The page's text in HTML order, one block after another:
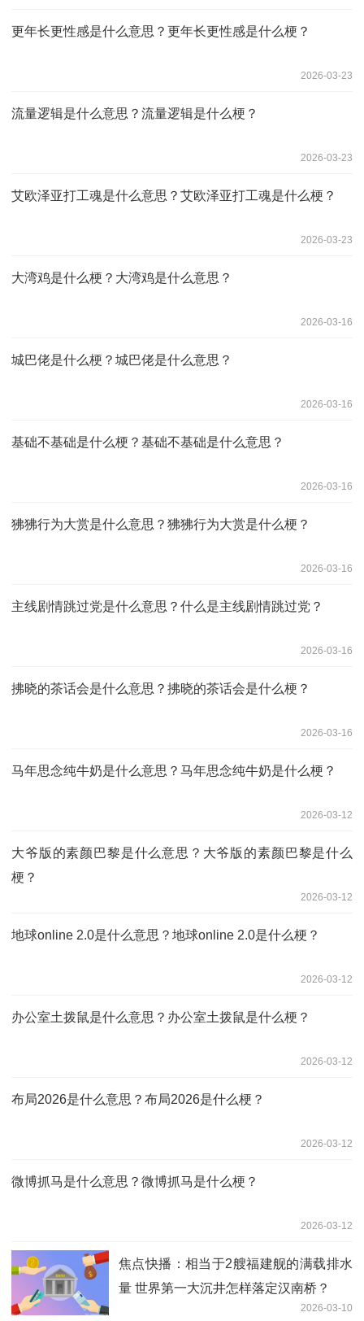
更年长更性感是什么意思？更年长更性感是什么梗？
2026-03-23
流量逻辑是什么意思？流量逻辑是什么梗？
2026-03-23
艾欧泽亚打工魂是什么意思？艾欧泽亚打工魂是什么梗？
2026-03-23
大湾鸡是什么梗？大湾鸡是什么意思？
2026-03-16
城巴佬是什么梗？城巴佬是什么意思？
2026-03-16
基础不基础是什么梗？基础不基础是什么意思？
2026-03-16
狒狒行为大赏是什么意思？狒狒行为大赏是什么梗？
2026-03-16
主线剧情跳过党是什么意思？什么是主线剧情跳过党？
2026-03-16
拂晓的茶话会是什么意思？拂晓的茶话会是什么梗？
2026-03-16
马年思念纯牛奶是什么意思？马年思念纯牛奶是什么梗？
2026-03-12
大爷版的素颜巴黎是什么意思？大爷版的素颜巴黎是什么
梗？
2026-03-12
地球online 2.0是什么意思？地球online 2.0是什么梗？
2026-03-12
办公室土拨鼠是什么意思？办公室土拨鼠是什么梗？
2026-03-12
布局2026是什么意思？布局2026是什么梗？
2026-03-12
微博抓马是什么意思？微博抓马是什么梗？
2026-03-12
焦点快播：相当于2艘福建舰的满载排水
量 世界第一大沉井怎样落定汉南桥？
2026-03-10